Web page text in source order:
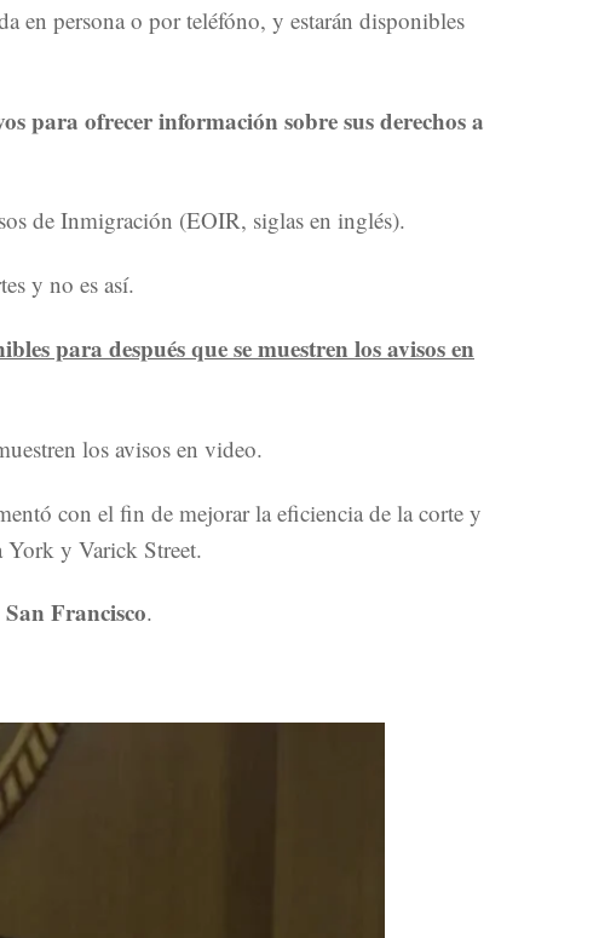
en persona o por teléfóno, y estarán disponibles
para ofrecer información sobre sus derechos a
de Inmigración (EOIR, siglas en inglés).
y no es así.
para después que se muestren los avisos en
los avisos en video.
con el fin de mejorar la eficiencia de la corte y
York y Varick Street.
Francisco.